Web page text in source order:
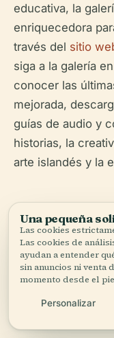
educativa, la
enriquecedora
través del sitio
siga a la galería
conocer las
mejorada,
guías de audio y
historias, la
arte islandés y la
Escucha la
Una pequeña
Las cookies
Las cookies de
ayudan a entender
sin anuncios ni venta
momento desde el
Personalizar